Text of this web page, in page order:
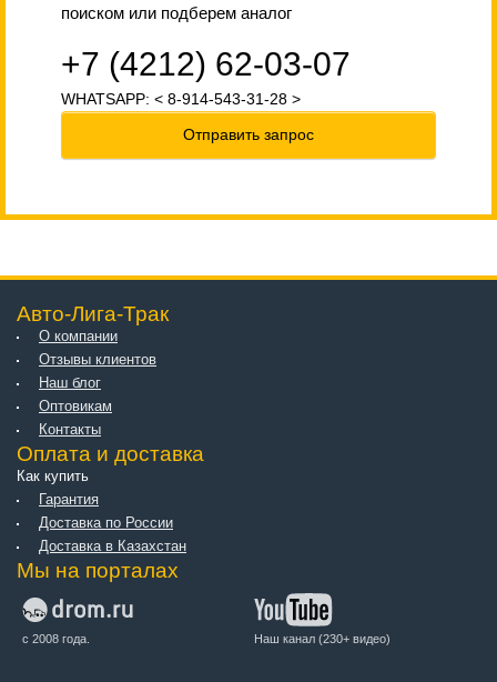
поиском или подберем аналог
+7 (4212) 62-03-07
WHATSAPP: < 8-914-543-31-28 >
Отправить запрос
Авто-Лига-Трак
О компании
Отзывы клиентов
Наш блог
Оптовикам
Контакты
Оплата и доставка
Как купить
Гарантия
Доставка по России
Доставка в Казахстан
Мы на порталах
с 2008 года. Наш канал (230+ видео)